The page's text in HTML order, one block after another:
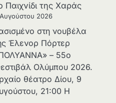
Παιχνίδι της Χαράς
2026
στη νουβέλα
Έλενορ Πόρτερ
– 55ο
Ολύμπου 2026.
θέατρο Δίου, 9
21:00 Η